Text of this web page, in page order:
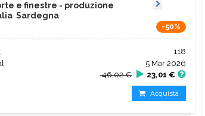
e finestre - produzione
Sardegna
-50%
118
5 Mar 2026
46,02 € 23,01 €
Acquista